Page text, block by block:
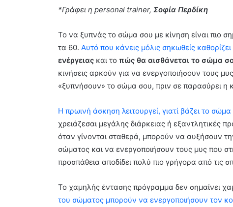
*Γράφει η personal trainer, Σοφία Περδίκη
Το να ξυπνάς το σώμα σου με κίνηση είναι πιο
τα 60. Αυτό που κάνεις μόλις σηκωθείς
ενέργειας και το πώς θα αισθάνεται το σώμα
κινήσεις αρκούν για να ενεργοποιήσουν τους
«ξυπνήσουν» το σώμα σου, πριν σε παρασύρει η
Η πρωινή άσκηση λειτουργεί, γιατί βάζει το
χρειάζεσαι μεγάλης διάρκειας ή εξαντλητικές
όταν γίνονται σταθερά, μπορούν να αυξήσουν
σώματος και να ενεργοποιήσουν τους μυς που
προσπάθεια αποδίδει πολύ πιο γρήγορα από τις
Το χαμηλής έντασης πρόγραμμα δεν σημαίνει
του σώματος μπορούν να ενεργοποιήσουν τον